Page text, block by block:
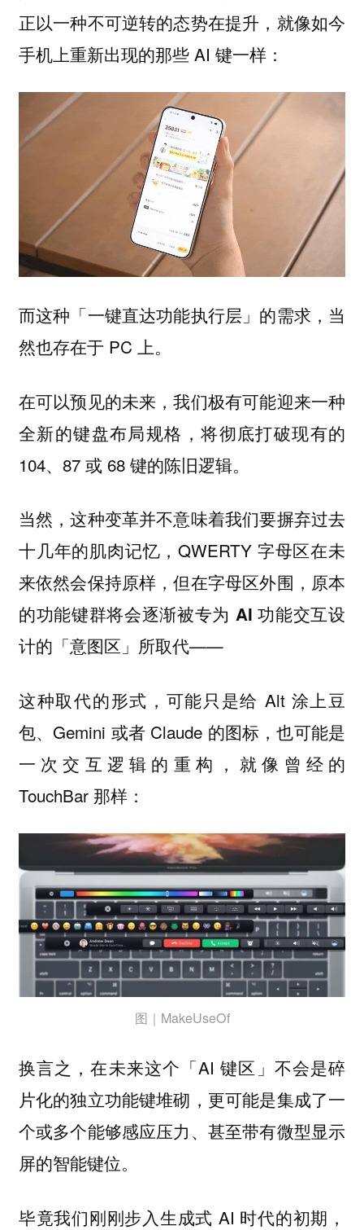
正以一种不可逆转的态势在提升，就像如今
手机上重新出现的那些 AI 键一样：
而这种「一键直达功能执行层」的需求，当
然也存在于 PC 上。
在可以预见的未来，我们极有可能迎来一种
全新的键盘布局规格，将彻底打破现有的
104、87 或 68 键的陈旧逻辑。
当然，这种变革并不意味着我们要摒弃过去
十几年的肌肉记忆，QWERTY 字母区在未
来依然会保持原样，但在字母区外围， 原本
的功能键群将会逐渐被专为 AI 功能交互设
计的「意图区」所取代——
这种取代的形式，可能只是给 Alt 涂上豆
包、Gemini 或者 Claude 的图标，也可能是
一次交互逻辑的重构，就像曾经的
TouchBar 那样：
图｜MakeUseOf
换言之，在未来这个「AI 键区」不会是碎
片化的独立功能键堆砌，更可能是集成了一
个或多个能够感应压力、甚至带有微型显示
屏的智能键位。
毕竟我们刚刚步入生成式 AI 时代的初期，